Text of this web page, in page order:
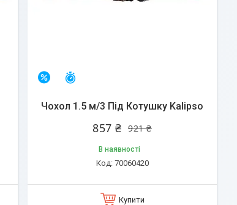
–7%
Чохол 1.5 м/3 Під Котушку Kalipso
921 ₴
857 ₴
В наявності
70060420
Купити